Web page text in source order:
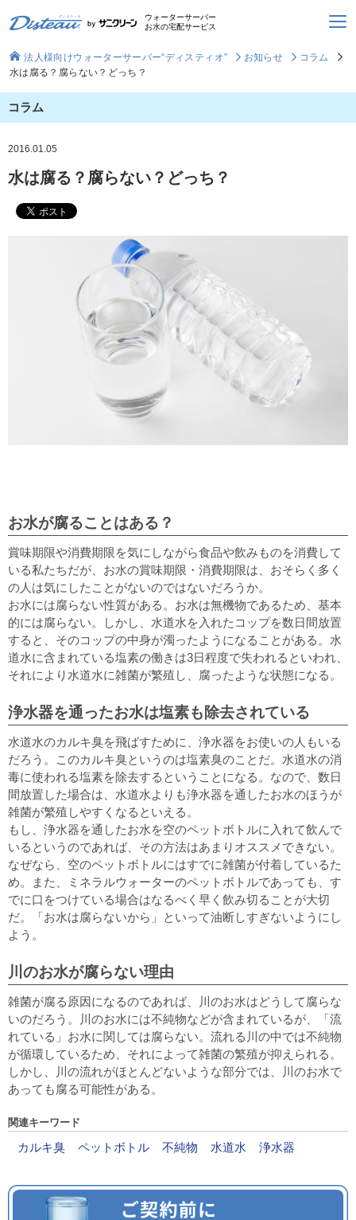
ウォーターサーバー
お水の宅配サービス
法人様向けウォーターサーバー“ディスティオ” お知らせ
コラム
水は腐る？腐らない？どっち？
コラム
2016.01.05
水は腐る？腐らない？どっち？
お水が腐ることはある？
賞味期限や消費期限を気にしながら食品や飲みものを消費して
いる私たちだが、お水の賞味期限・消費期限は、おそらく多く
の人は気にしたことがないのではないだろうか。
お水には腐らない性質がある。お水は無機物であるため、基本
的には腐らない。しかし、水道水を入れたコップを数日間放置
すると、そのコップの中身が濁ったようになることがある。水
道水に含まれている塩素の働きは3日程度で失われるといわれ、
それにより水道水に雑菌が繁殖し、腐ったような状態になる。
浄水器を通ったお水は塩素も除去されている
水道水のカルキ臭を飛ばすために、浄水器をお使いの人もいる
だろう。このカルキ臭というのは塩素臭のことだ。水道水の消
毒に使われる塩素を除去するということになる。なので、数日
間放置した場合は、水道水よりも浄水器を通したお水のほうが
雑菌が繁殖しやすくなるといえる。
もし、浄水器を通したお水を空のペットボトルに入れて飲んで
いるというのであれば、その方法はあまりオススメできない。
なぜなら、空のペットボトルにはすでに雑菌が付着しているた
め。また、ミネラルウォーターのペットボトルであっても、す
でに口をつけている場合はなるべく早く飲み切ることが大切
だ。「お水は腐らないから」といって油断しすぎないようにし
よう。
川のお水が腐らない理由
雑菌が腐る原因になるのであれば、川のお水はどうして腐らな
いのだろう。川のお水には不純物などが含まれているが、「流
れている」お水に関しては腐らない。流れる川の中では不純物
が循環しているため、それによって雑菌の繁殖が抑えられる。
しかし、川の流れがほとんどないような部分では、川のお水で
あっても腐る可能性がある。
関連キーワード
カルキ臭 ペットボトル 不純物 水道水 浄水器